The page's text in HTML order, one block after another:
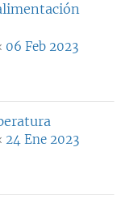
06 Feb 2023
24 Ene 2023